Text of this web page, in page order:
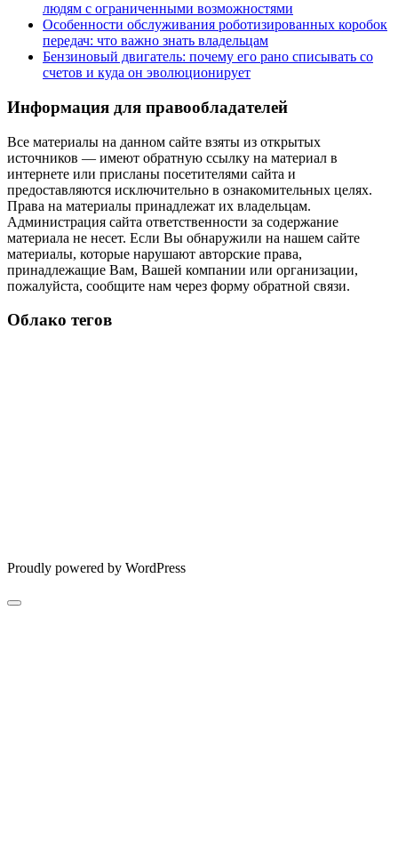
людям с ограниченными возможностями
Особенности обслуживания роботизированных коробок
передач: что важно знать владельцам
Бензиновый двигатель: почему его рано списывать со
счетов и куда он эволюционирует
Информация для правообладателей
Все материалы на данном сайте взяты из открытых
источников — имеют обратную ссылку на материал в
интернете или присланы посетителями сайта и
предоставляются исключительно в ознакомительных целях.
Права на материалы принадлежат их владельцам.
Администрация сайта ответственности за содержание
материала не несет. Если Вы обнаружили на нашем сайте
материалы, которые нарушают авторские права,
принадлежащие Вам, Вашей компании или организации,
пожалуйста, сообщите нам через форму обратной связи.
Облако тегов
Proudly powered by WordPress